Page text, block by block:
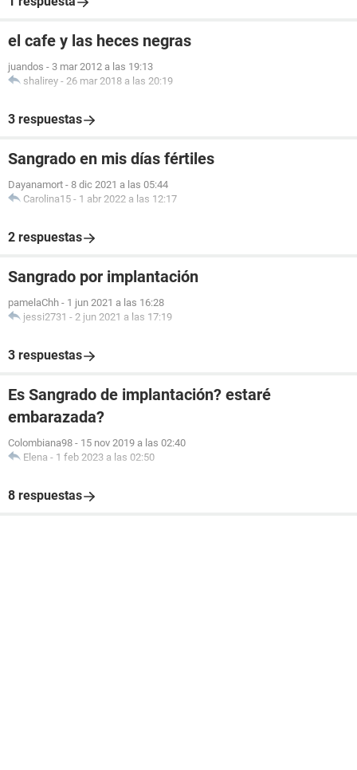
el cafe y las heces negras
juandos - 3 mar 2012 a las 19:13
shalirey - 26 mar 2018 a las 20:19
3 respuestas
Sangrado en mis días fértiles
Dayanamort - 8 dic 2021 a las 05:44
Carolina15 - 1 abr 2022 a las 12:17
2 respuestas
Sangrado por implantación
pamelaChh - 1 jun 2021 a las 16:28
jessi2731 - 2 jun 2021 a las 17:19
3 respuestas
Es Sangrado de implantación? estaré
embarazada?
Colombiana98 - 15 nov 2019 a las 02:40
Elena - 1 feb 2023 a las 02:50
8 respuestas